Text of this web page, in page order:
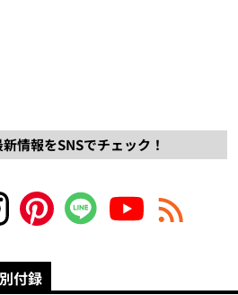
情報をSNSでチェック！
付録